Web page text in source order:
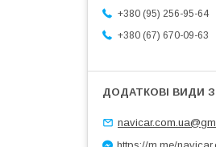
+380 (95) 256-95-64
+380 (67) 670-09-63